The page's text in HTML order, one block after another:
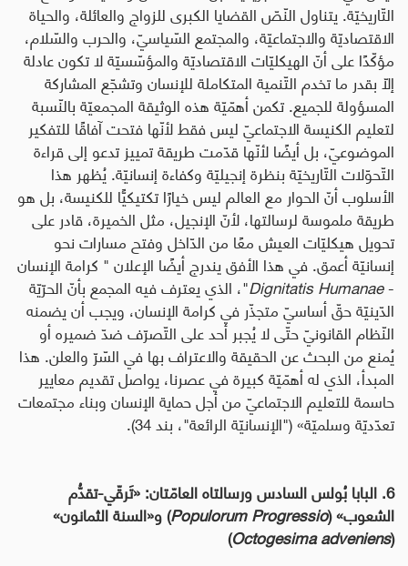
التّاريخيّة. يتناول النّصّ القضايا الكبرى للزواج والعائلة، والحياة
الاقتصاديّة والاجتماعيّة، والمجتمع السّياسيّ، والحرب والسّلام،
مؤكّدًا على أنّ الهيكليّات الاقتصاديّة والمؤسّسيّة لا تكون عادلة
إلّا بقدر ما تخدم التّنمية المتكاملة للإنسان وتشجّع المشاركة
المسؤولة للجميع. تكمن أهمّيّة هذه الوثيقة المجمعيّة بالنّسبة
لتعليم الكنيسة الاجتماعيّ ليس فقط لأنّها فتحت آفاقًا للتفكير
الموضوعيّ، بل أيضًا لأنّها قدّمت طريقة تمييز تدعو إلى قراءة
التّحوّلات التّاريخيّة بنظرة إنجيليّة وكفاءة إنسانيّة. يُظهر هذا
الأسلوب أنّ الحوار مع العالم ليس خيارًا تكتيكيًّا للكنيسة، بل هو
طريقة ملموسة لرسالتها، لأنّ الإنجيل، مثل الخميرة، قادر على
تحويل هيكليّات العيش معًا من الدّاخل وفتح مسارات نحو
إنسانيّة أعمق. في هذا الأفق يندرج أيضًا الإعلان " كرامة الإنسان
-
Dignitatis Humanae"، الذي يعترف فيه المجمع بأنّ الحرّيّة
الدّينيّة حقّ أساسيّ متجذّر في كرامة الإنسان، ويجب أن يضمنه
النّظام القانونيّ حتّى لا يُجبر أحد على التّصرّف ضدّ ضميره أو
يُمنع من البحث عن الحقيقة والاعتراف بها في السّرّ والعلن. هذا
المبدأ، الذي له أهمّيّة كبيرة في عصرنا، يواصل تقديم معايير
حاسمة للتعليم الاجتماعيّ من أجل حماية الإنسان وبناء مجتمعات
تعدّديّة وسلميّة» ("الإنسانيّة الرائعة"، بند 34).
6. البابا بُولس السادس ورسالتاه العامّتان: «تَرقّي-تقدُّم
الشعوب» ( PopulorumProgressio ) و«السنة الثمانون»
(
Octogesima adveniens
)